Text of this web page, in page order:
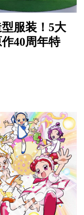
服装！5大
40周年特